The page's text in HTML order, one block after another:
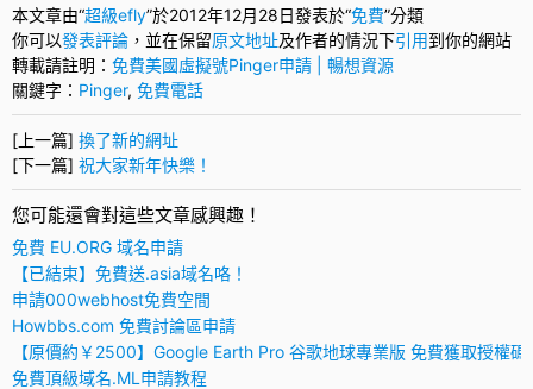
本文章由“超級efly”於2012年12月28日發表於“免費”分類
你可以發表評論 ，並在保留原文地址及作者的情況下引用到你的網站
轉載請註明： 免費美國虛擬號Pinger申請 | 暢想資源
關鍵字： Pinger, 免費電話
[上一篇] 換了新的網址
[下一篇] 祝大家新年快樂！
您可能還會對這些文章感興趣！
免費 EU.ORG 域名申請
【已結束】免費送.asia域名咯！
申請000webhost免費空間
Howbbs.com 免費討論區申請
【原價約￥2500】Google Earth Pro 谷歌地球專業版 免費獲取授權碼
免費頂級域名.ML申請教程